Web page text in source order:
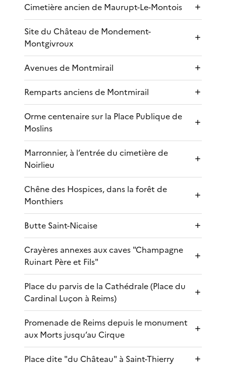
Cimetière ancien de Maurupt-Le-Montois
Site du Château de Mondement-
Montgivroux
Avenues de Montmirail
Remparts anciens de Montmirail
Orme centenaire sur la Place Publique de
Moslins
Marronnier, à l’entrée du cimetière de
Noirlieu
Chêne des Hospices, dans la forêt de
Monthiers
Butte Saint-Nicaise
Crayères annexes aux caves "Champagne
Ruinart Père et Fils"
Place du parvis de la Cathédrale (Place du
Cardinal Luçon à Reims)
Promenade de Reims depuis le monument
aux Morts jusqu’au Cirque
Place dite "du Château" à Saint-Thierry